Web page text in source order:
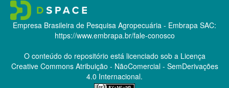
Empresa Brasileira de Pesquisa Agropecuária - Embrapa SAC:
https://www.embrapa.br/fale-conosco
O conteúdo do repositório está licenciado sob a Licença
Creative CommonsAtribuição - NãoComercial - SemDerivações
4.0 Internacional.